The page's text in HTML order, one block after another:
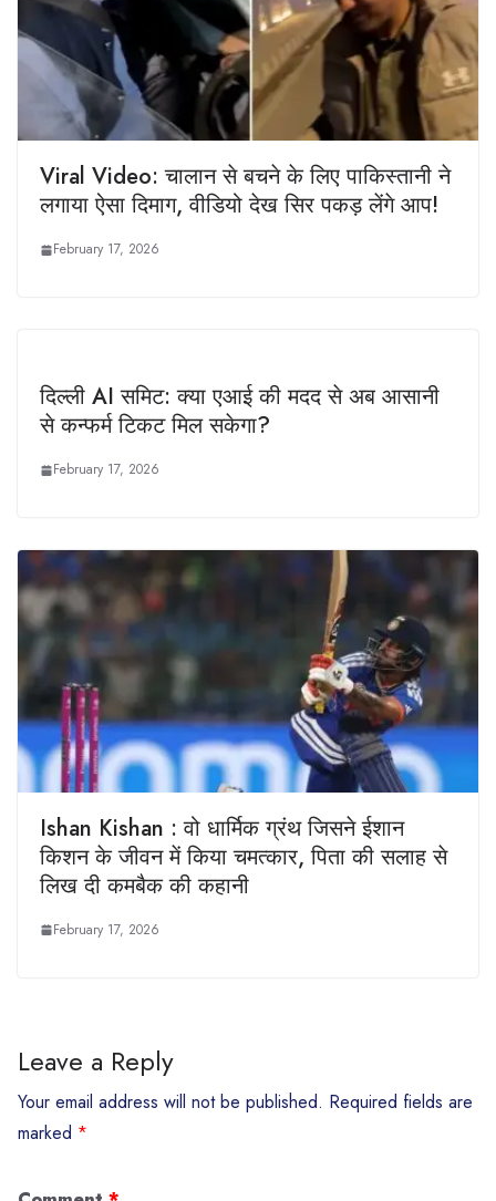
Viral Video: चालान से बचने के लिए पाकिस्तानी ने
लगाया ऐसा दिमाग, वीडियो देख सिर पकड़ लेंगे आप!
February 17, 2026
दिल्ली AI समिट: क्या एआई की मदद से अब आसानी
से कन्फर्म टिकट मिल सकेगा?
February 17, 2026
Ishan Kishan : वो धार्मिक ग्रंथ जिसने ईशान
किशन के जीवन में किया चमत्कार, पिता की सलाह से
लिख दी कमबैक की कहानी
February 17, 2026
Leave a Reply
Your email address will not be published. Required fields are
marked *